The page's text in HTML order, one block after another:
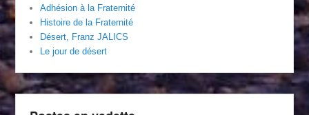
Adhésion à la Fraternité
Histoire de la Fraternité
Désert, Franz JALICS
Le jour de désert